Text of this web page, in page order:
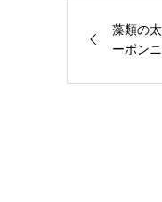
藻類の
ーボンニ